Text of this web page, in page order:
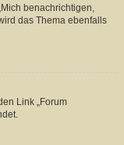
benachrichtigen,
das Thema ebenfalls
Link „Forum